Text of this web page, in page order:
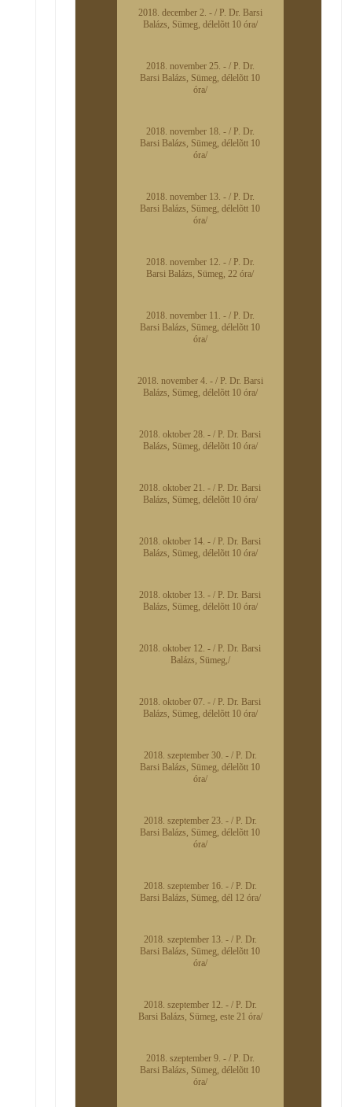
2018. december 2. - / P. Dr. Barsi
Balázs, Sümeg, délelõtt 10 óra/
2018. november 25. - / P. Dr.
Barsi Balázs, Sümeg, délelõtt 10
óra/
2018. november 18. - / P. Dr.
Barsi Balázs, Sümeg, délelõtt 10
óra/
2018. november 13. - / P. Dr.
Barsi Balázs, Sümeg, délelõtt 10
óra/
2018. november 12. - / P. Dr.
Barsi Balázs, Sümeg, 22 óra/
2018. november 11. - / P. Dr.
Barsi Balázs, Sümeg, délelõtt 10
óra/
2018. november 4. - / P. Dr. Barsi
Balázs, Sümeg, délelõtt 10 óra/
2018. oktober 28. - / P. Dr. Barsi
Balázs, Sümeg, délelõtt 10 óra/
2018. oktober 21. - / P. Dr. Barsi
Balázs, Sümeg, délelõtt 10 óra/
2018. oktober 14. - / P. Dr. Barsi
Balázs, Sümeg, délelõtt 10 óra/
2018. oktober 13. - / P. Dr. Barsi
Balázs, Sümeg, délelõtt 10 óra/
2018. oktober 12. - / P. Dr. Barsi
Balázs, Sümeg,/
2018. oktober 07. - / P. Dr. Barsi
Balázs, Sümeg, délelõtt 10 óra/
2018. szeptember 30. - / P. Dr.
Barsi Balázs, Sümeg, délelõtt 10
óra/
2018. szeptember 23. - / P. Dr.
Barsi Balázs, Sümeg, délelõtt 10
óra/
2018. szeptember 16. - / P. Dr.
Barsi Balázs, Sümeg, dél 12 óra/
2018. szeptember 13. - / P. Dr.
Barsi Balázs, Sümeg, délelõtt 10
óra/
2018. szeptember 12. - / P. Dr.
Barsi Balázs, Sümeg, este 21 óra/
2018. szeptember 9. - / P. Dr.
Barsi Balázs, Sümeg, délelõtt 10
óra/